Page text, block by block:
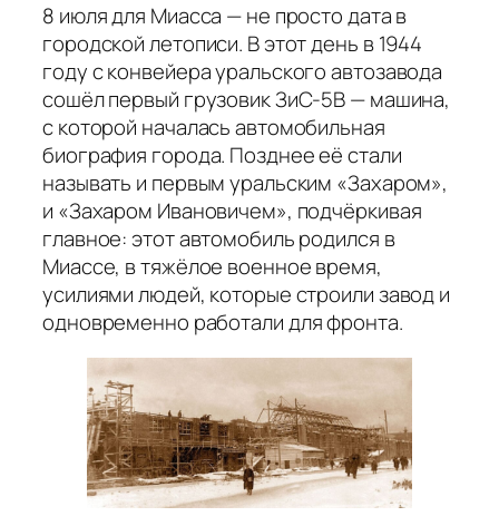
8 июля для Миасса — не просто дата в
городской летописи. В этот день в 1944
году с конвейера уральского автозавода
сошёл первый грузовик ЗиС-5В — машина,
с которой началась автомобильная
биография города. Позднее её стали
называть и первым уральским «Захаром»,
и «Захаром Ивановичем», подчёркивая
главное: этот автомобиль родился в
Миассе, в тяжёлое военное время,
усилиями людей, которые строили завод и
одновременно работали для фронта.